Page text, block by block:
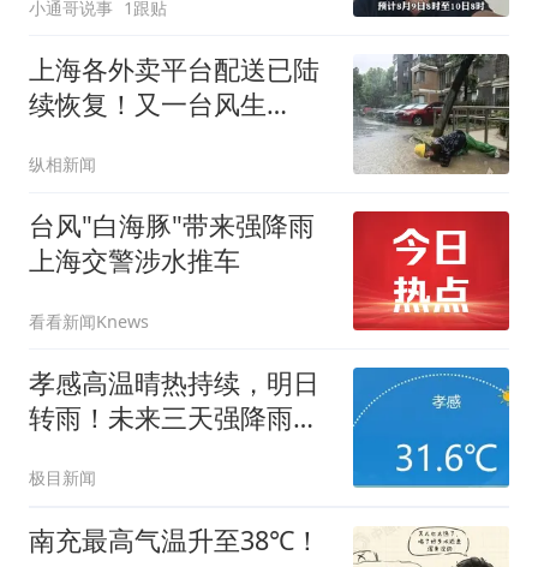
小通哥说事 1跟贴
上海各外卖平台配送已陆
续恢复！又一台风生
将再度加强，明天早高峰
仍有影响→
纵相新闻
台风"白海豚"带来强降雨
上海交警涉水推车
看看新闻Knews
孝感高温晴热持续，明日
转雨！未来三天强降雨过
极目新闻
南充最高气温升至38℃！